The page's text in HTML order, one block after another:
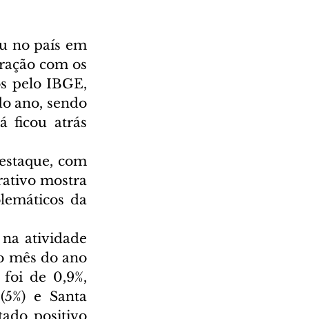
no país em
com os
pelo IBGE,
ano, sendo
ficou atrás
com
mostra
da
atividade
mês do ano
de 0,9%,
e Santa